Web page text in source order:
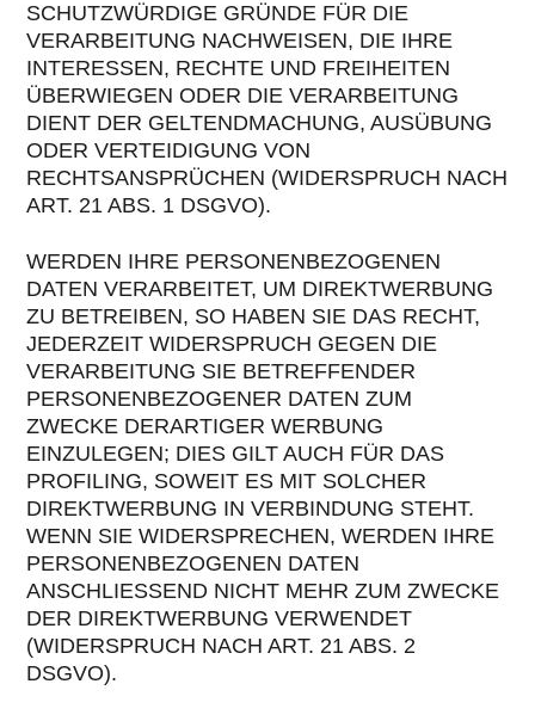
SCHUTZWÜRDIGE GRÜNDE FÜR DIE
VERARBEITUNG NACHWEISEN, DIE IHRE
INTERESSEN, RECHTE UND FREIHEITEN
ÜBERWIEGEN ODER DIE VERARBEITUNG
DIENT DER GELTENDMACHUNG, AUSÜBUNG
ODER VERTEIDIGUNG VON
RECHTSANSPRÜCHEN (WIDERSPRUCH NACH
ART. 21 ABS. 1 DSGVO).
WERDEN IHRE PERSONENBEZOGENEN
DATEN VERARBEITET, UM DIREKTWERBUNG
ZU BETREIBEN, SO HABEN SIE DAS RECHT,
JEDERZEIT WIDERSPRUCH GEGEN DIE
VERARBEITUNG SIE BETREFFENDER
PERSONENBEZOGENER DATEN ZUM
ZWECKE DERARTIGER WERBUNG
EINZULEGEN; DIES GILT AUCH FÜR DAS
PROFILING, SOWEIT ES MIT SOLCHER
DIREKTWERBUNG IN VERBINDUNG STEHT.
WENN SIE WIDERSPRECHEN, WERDEN IHRE
PERSONENBEZOGENEN DATEN
ANSCHLIESSEND NICHT MEHR ZUM ZWECKE
DER DIREKTWERBUNG VERWENDET
(WIDERSPRUCH NACH ART. 21 ABS. 2
DSGVO).